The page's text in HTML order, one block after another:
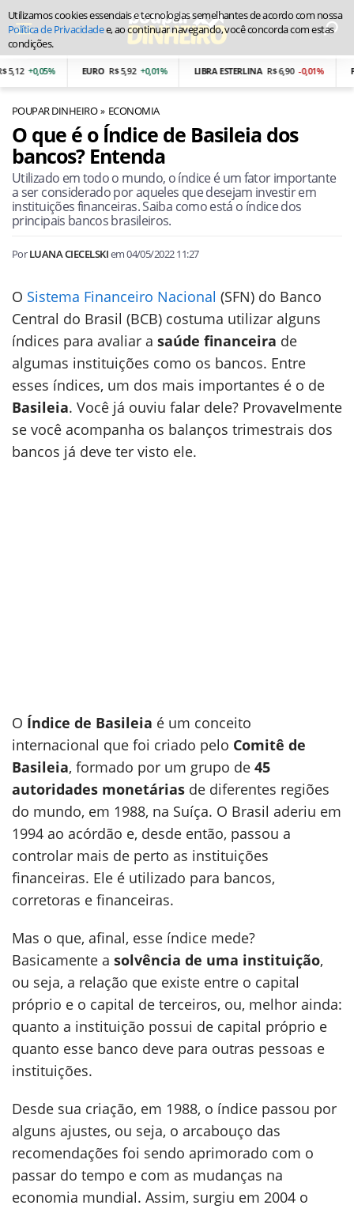
+0,05% EURO R$ 5,92 +0,01% LIBRA ESTERLINA R$ 6,90 -0,01%
POUPAR DINHEIRO ECONOMIA
O que é o Índice de Basileia dos
bancos? Entenda
Utilizado em todo o mundo, o índice é um fator importante
a ser considerado por aqueles que desejam investir em
instituições financeiras. Saiba como está o índice dos
principais bancos brasileiros.
PorLUANA CIECELSKIem04/05/2022 11:27
O Sistema Financeiro Nacional (SFN) do Banco
Central do Brasil (BCB) costuma utilizar alguns
índices para avaliar a saúde financeira de
algumas instituições como os bancos. Entre
esses índices, um dos mais importantes é o de
Basileia. Você já ouviu falar dele? Provavelmente
se você acompanha os balanços trimestrais dos
bancos já deve ter visto ele.
O Índice de Basileia é um conceito
internacional que foi criado pelo Comitê de
Basileia, formado por um grupo de 45
autoridades monetárias de diferentes regiões
do mundo, em 1988, na Suíça. O Brasil aderiu em
1994 ao acórdão e, desde então, passou a
controlar mais de perto as instituições
financeiras. Ele é utilizado para bancos,
corretoras e financeiras.
Mas o que, afinal, esse índice mede?
Basicamente a solvência de uma instituição,
ou seja, a relação que existe entre o capital
próprio e o capital de terceiros, ou, melhor ainda:
quanto a instituição possui de capital próprio e
quanto esse banco deve para outras pessoas e
instituições.
Desde sua criação, em 1988, o índice passou por
alguns ajustes, ou seja, o arcabouço das
recomendações foi sendo aprimorado com o
passar do tempo e com as mudanças na
economia mundial. Assim, surgiu em 2004 o
Utilizamos cookies essenciais e tecnologias semelhantes de acordo com nossa
Política de Privacidadee, ao continuar navegando, você concorda com estas
condições.